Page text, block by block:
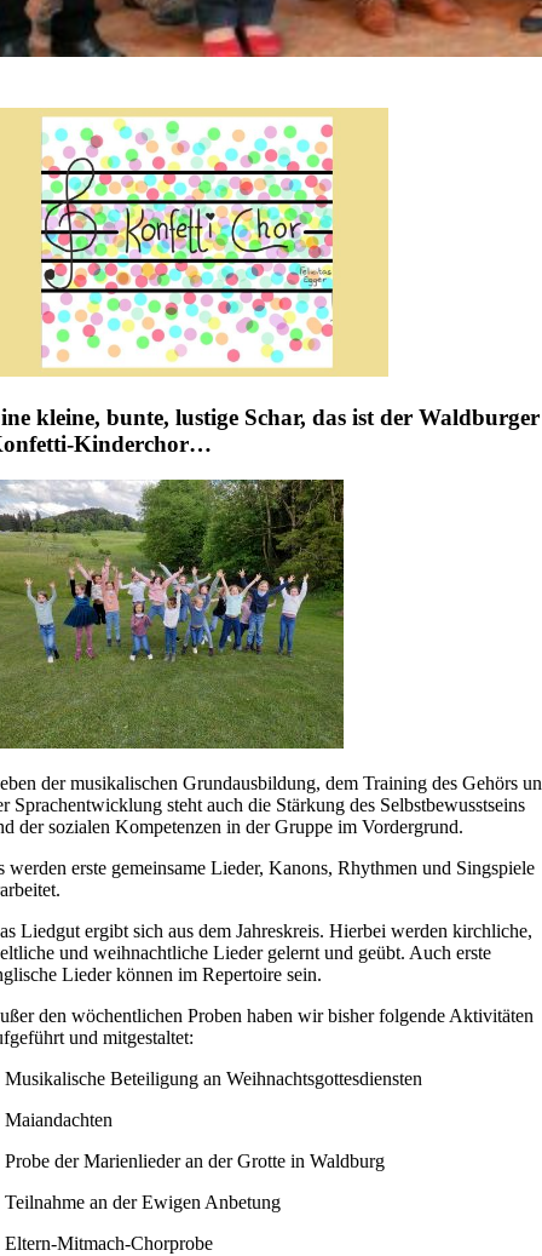
kleine, bunte, lustige Schar, das ist der Waldburger
Kinderchor…
der musikalischen Grundausbildung, dem Training des Gehörs
Sprachentwicklung steht auch die Stärkung des Selbstbewusstseins
der sozialen Kompetenzen in der Gruppe im Vordergrund.
werden erste gemeinsame Lieder, Kanons, Rhythmen und Singspiele
Liedgut ergibt sich aus dem Jahreskreis. Hierbei werden kirchliche,
und weihnachtliche Lieder gelernt und geübt. Auch erste
Lieder können im Repertoire sein.
den wöchentlichen Proben haben wir bisher folgende Aktivitäten
und mitgestaltet:
Beteiligung an Weihnachtsgottesdiensten
der Marienlieder an der Grotte in Waldburg
an der Ewigen Anbetung
Mitmach-Chorprobe